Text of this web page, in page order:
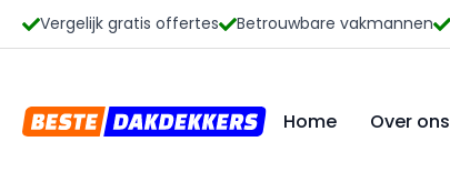
Vergelijk gratis offertes Betrouwbare vakmannen
Home Over ons